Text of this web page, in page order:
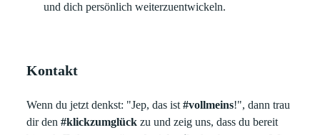
und dich persönlich weiterzuentwickeln.
Kontakt
Wenn du jetzt denkst: "Jep, das ist#vollmeins!", dann trau
dir den#klickzumglück zu und zeig uns, dass du bereit